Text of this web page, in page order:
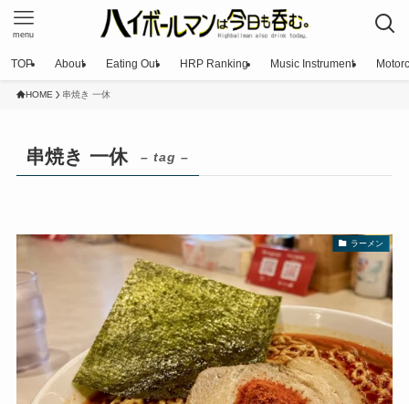
menu
TOP About Eating Out HRP Ranking Music Instrument
HOME 串焼き 一休
串焼き 一休 – tag –
ラーメン